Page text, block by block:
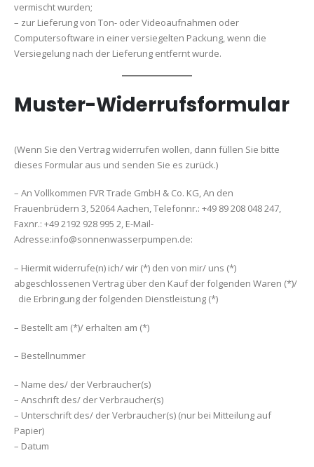
vermischt wurden;
– zur Lieferung von Ton- oder Videoaufnahmen oder
Computersoftware in einer versiegelten Packung, wenn die
Versiegelung nach der Lieferung entfernt wurde.
Muster-Widerrufsformular
(Wenn Sie den Vertrag widerrufen wollen, dann füllen Sie bitte
dieses Formular aus und senden Sie es zurück.)
– An Vollkommen FVR Trade GmbH & Co. KG, An den
Frauenbrüdern 3, 52064 Aachen, Telefonnr.: +49 89 208 048 247‬,
Faxnr.: +49 2192 928 995 2, E-Mail-
Adresse:info@sonnenwasserpumpen.de:
– Hiermit widerrufe(n) ich/ wir (*) den von mir/ uns (*)
abgeschlossenen Vertrag über den Kauf der folgenden Waren (*)/
die Erbringung der folgenden Dienstleistung (*)
– Bestellt am (*)/ erhalten am (*)
– Bestellnummer
– Name des/ der Verbraucher(s)
– Anschrift des/ der Verbraucher(s)
– Unterschrift des/ der Verbraucher(s) (nur bei Mitteilung auf
Papier)
– Datum